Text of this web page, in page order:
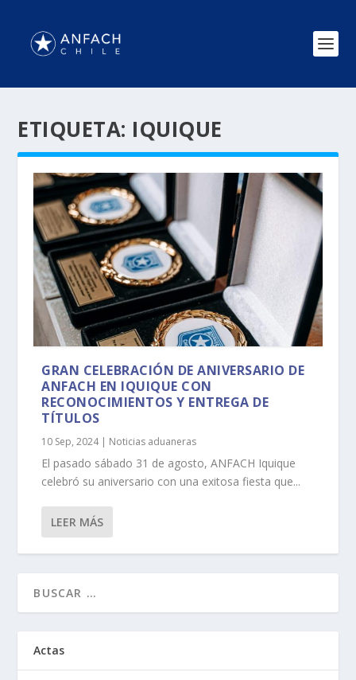
ETIQUETA: IQUIQUE
GRAN CELEBRACIÓN DE ANIVERSARIO DE
ANFACH EN IQUIQUE CON
RECONOCIMIENTOS Y ENTREGA DE
TÍTULOS
10 Sep, 2024| Noticias aduaneras
El pasado sábado 31 de agosto, ANFACH Iquique
celebró su aniversario con una exitosa fiesta que...
LEER MÁS
Actas